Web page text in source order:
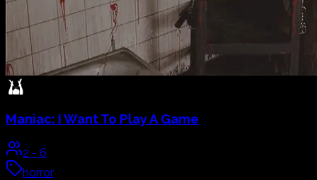
Maniac: I Want To Play A Game
2 - 6
horror